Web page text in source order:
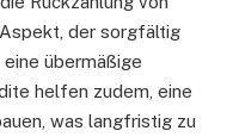
der sorgfältig
übermäßige
helfen zudem, eine
was langfristig zu